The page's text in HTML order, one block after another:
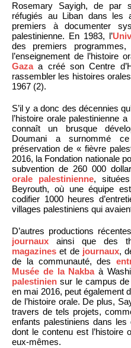
Rosemary Sayigh, de par
réfugiés au Liban dans les
premiers à documenter
palestinienne. En 1983, l’
des premiers
l’enseignement de l’histoire
Gazaa créé son Centre
rassembler les histoires
1967 (2).
S’il y a donc des décennies
l’histoire orale palestinienne a
connaît un brusque
Doumani a surnommé
préservation de « fièvre
2016, la Fondation nationale
subvention de 260 000
orale palestinienne,
Beyrouth, où une équipe
codifier 1000 heures
villages palestiniens qui
D’autres productions
journaux ainsi que des
magazines et de journaux,
de la communauté, des
Musée de la Nakbaà
palestinien sur le campus de
en mai 2016, peut également
de l’histoire orale. De plus,
travers de tels projets,
enfants palestiniens dans
dont le contenu est l’histoire
eux-mêmes.